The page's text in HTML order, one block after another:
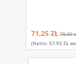
71,25 ZŁ 75,00
(netto: 57,93 ZŁ